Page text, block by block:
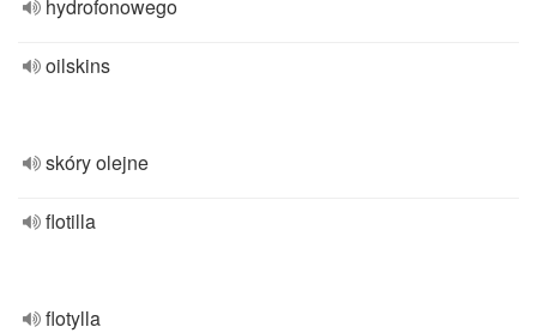
hydrofonowego
oilskins
skóry olejne
flotilla
flotylla